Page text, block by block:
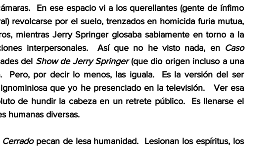
En ese espacio vi a los querellantes (gente de ínfimo
revolcarse por el suelo, trenzados en homicida furia mutua,
mientras Jerry Springer glosaba sabiamente en torno a la
interpersonales.  Así que no he visto nada, en Caso
del Show de Jerry Springer (que dio origen incluso a una
Pero, por decir lo menos, las iguala.  Es la versión del ser
que yo he presenciado en la televisión.   Ver esa
de hundir la cabeza en un retrete público.  Es llenarse el
humanas diversas.
Cerrado pecan de lesa humanidad.  Lesionan los espíritus, los